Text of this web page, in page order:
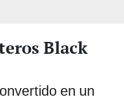
Black
en un